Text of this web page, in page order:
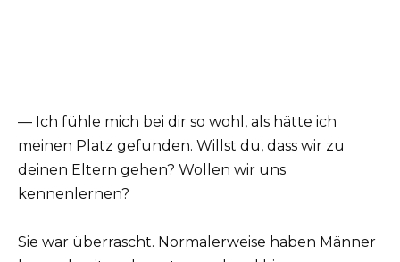
— Ich fühle mich bei dir so wohl, als hätte ich
meinen Platz gefunden. Willst du, dass wir zu
deinen Eltern gehen? Wollen wir uns
kennenlernen?
Sie war überrascht. Normalerweise haben Männer